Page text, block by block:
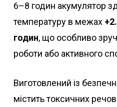
6–8 годин акумулятор
температуру в межах
годин, що особливо
роботи або активного
Виготовлений із
містить токсичних